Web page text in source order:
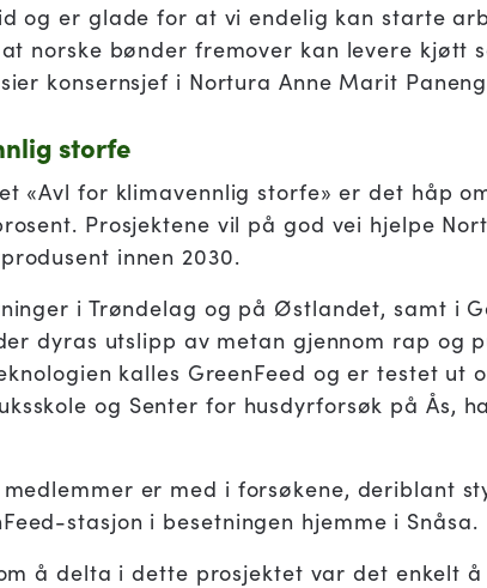
og er glade for at vi endelig kan starte
norske bønder fremover kan levere kjøtt
konsernsjef i Nortura Anne Marit
storfe
«Avl for klimavennlig storfe» er det håp
Prosjektene vil på god vei hjelpe
innen 2030.
i Trøndelag og på Østlandet, samt i
dyras utslipp av metan gjennom rap og
kalles GreenFeed og er testet ut
og Senter for husdyrforsøk på Ås,
er med i forsøkene, deriblant
stasjon i besetningen hjemme i Snåsa.
å delta i dette prosjektet var det enkelt